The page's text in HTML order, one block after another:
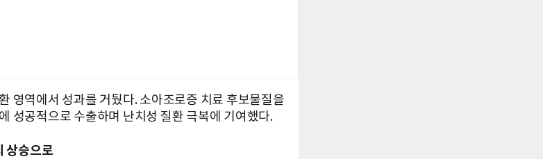
영역에서 성과를 거뒀다. 소아조로증 치료 후보물질을
성공적으로 수출하며 난치성 질환 극복에 기여했다.
상승으로